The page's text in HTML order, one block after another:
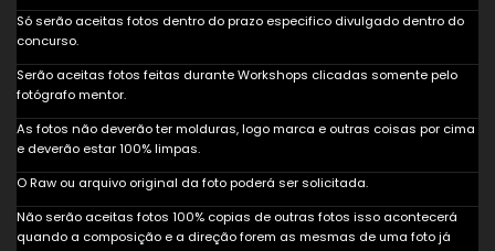
Só serão aceitas fotos dentro do prazo especifico divulgado dentro do
concurso.
Serão aceitas fotos feitas durante Workshops clicadas somente pelo
fotógrafo mentor.
As fotos não deverão ter molduras, logo marca e outras coisas por cima
e deverão estar 100% limpas.
O Raw ou arquivo original da foto poderá ser solicitada.
Não serão aceitas fotos 100% copias de outras fotos isso acontecerá
quando a composição e a direção forem as mesmas de uma foto já